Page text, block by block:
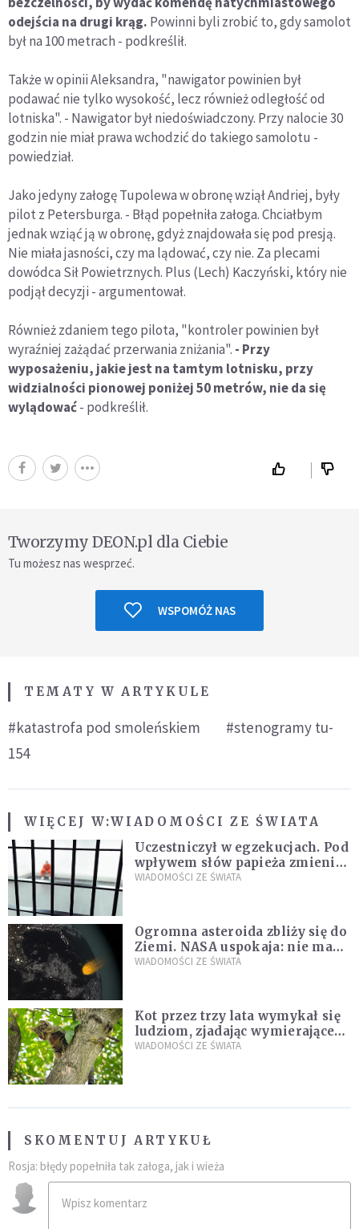
odejścia na drugi krąg. Powinni byli zrobić to, gdy samolot
był na 100 metrach - podkreślił.
Także w opinii Aleksandra, "nawigator powinien był
podawać nie tylko wysokość, lecz również odległość od
lotniska". - Nawigator był niedoświadczony. Przy nalocie 30
godzin nie miał prawa wchodzić do takiego samolotu -
powiedział.
Jako jedyny załogę Tupolewa w obronę wziął Andriej, były
pilot z Petersburga. - Błąd popełniła załoga. Chciałbym
jednak wziąć ją w obronę, gdyż znajdowała się pod presją.
Nie miała jasności, czy ma lądować, czy nie. Za plecami
dowódca Sił Powietrznych. Plus (Lech) Kaczyński, który nie
podjął decyzji - argumentował.
Również zdaniem tego pilota, "kontroler powinien był
wyraźniej zażądać przerwania zniżania". - Przy
wyposażeniu, jakie jest na tamtym lotnisku, przy
widzialności pionowej poniżej 50 metrów, nie da się
wylądować- podkreślił.
Tworzymy DEON.pl dla Ciebie
Tu możesz nas wesprzeć.
WSPOMÓŻ NAS
TEMATY W ARTYKULE
#katastrofa pod smoleńskiem
#stenogramy tu-
154
WIĘCEJ W:WIADOMOŚCI ZE ŚWIATA
Uczestniczył w egzekucjach. Pod
wpływem słów papieża zmienił
zdanie
WIADOMOŚCI ZE ŚWIATA
Ogromna asteroida zbliży się do
Ziemi. NASA uspokaja: nie ma
zagrożenia
WIADOMOŚCI ZE ŚWIATA
Kot przez trzy lata wymykał się
ludziom, zjadając wymierające
kaczki. W końcu popełnił
WIADOMOŚCI ZE ŚWIATA
SKOMENTUJ ARTYKUŁ
Rosja: błędy popełniła tak załoga, jak i wieża